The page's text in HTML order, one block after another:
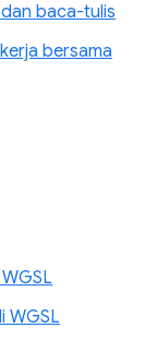
baca-tulis
bersama
WGSL